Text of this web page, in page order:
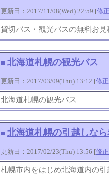
更新日：2017/11/08(Wed) 22:59 [修
貸切バス・観光バスの無料お見
■ 北海道札幌の観光バス
更新日：2017/03/09(Thu) 13:12 [修
北海道札幌の観光バス
■ 北海道札幌の引越しな
更新日：2017/02/23(Thu) 13:56 [修
札幌市内をはじめ北海道内の